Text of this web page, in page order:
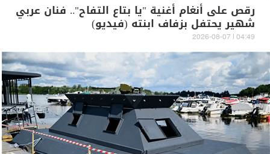
رقص على أنغام أغنية "يا بتاع التفاح".. فنان عربي
شهير يحتفل بزفاف ابنته (فيديو)
04:49 | 2026-08-07